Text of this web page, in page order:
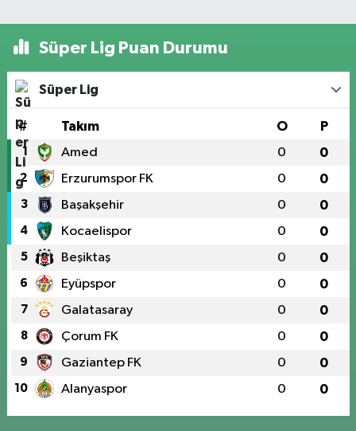
Süper Lig Puan Durumu
Süper Lig
# Takım O P
1 Amed 0 0
2 Erzurumspor FK 0 0
3 Başakşehir 0 0
4 Kocaelispor 0 0
5 Beşiktaş 0 0
6 Eyüpspor 0 0
7 Galatasaray 0 0
8 Çorum FK 0 0
9 Gaziantep FK 0 0
10 Alanyaspor 0 0